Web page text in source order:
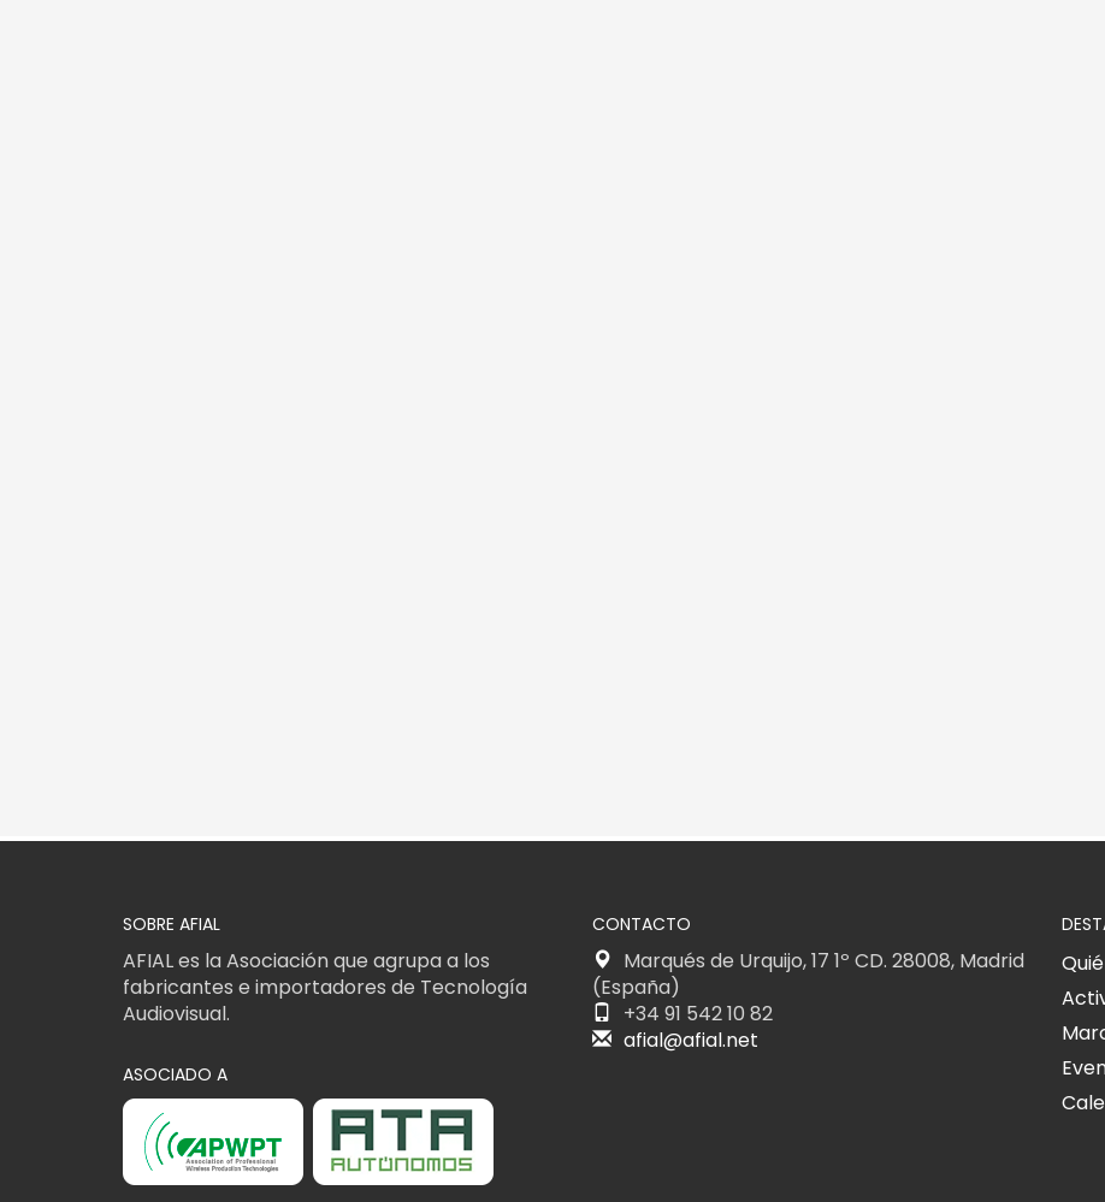
SOBRE AFIAL
AFIAL es la Asociación que agrupa a los
fabricantes e importadores de Tecnología
Audiovisual.
ASOCIADO A
CONTACTO
Marqués de Urquijo, 17 1º CD. 28008, Madrid
(España)
+34 91 542 10 82
afial@afial.net